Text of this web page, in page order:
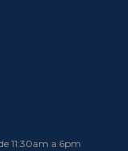
11:30am a 6pm